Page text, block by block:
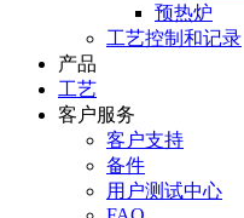
预热炉
工艺控制和记录
产品
工艺
客户服务
客户支持
备件
用户测试中心